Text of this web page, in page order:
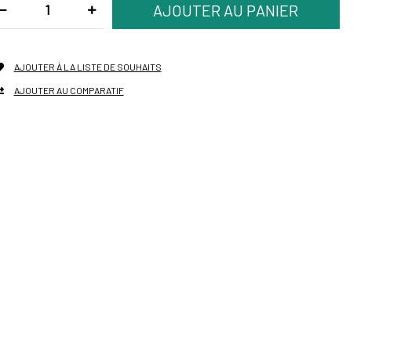
AJOUTER À LA LISTE DE SOUHAITS
AJOUTER AU COMPARATIF